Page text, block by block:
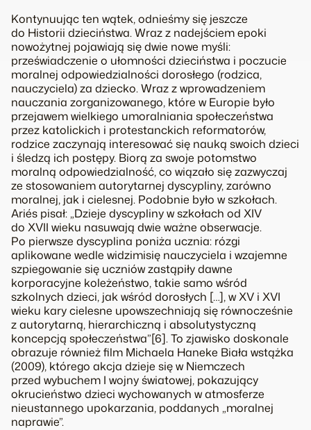
Kontynuując ten wątek, odnieśmy się jeszcze
do Historii dzieciństwa. Wraz z nadejściem epoki
nowożytnej pojawiają się dwie nowe myśli:
przeświadczenie o ułomności dzieciństwa i poczucie
moralnej odpowiedzialności dorosłego (rodzica,
nauczyciela) za dziecko. Wraz z wprowadzeniem
nauczania zorganizowanego, które w Europie było
przejawem wielkiego umoralniania społeczeństwa
przez katolickich i protestanckich reformatorów,
rodzice zaczynają interesować się nauką swoich dzieci
i śledzą ich postępy. Biorą za swoje potomstwo
moralną odpowiedzialność, co wiązało się zazwyczaj
ze stosowaniem autorytarnej dyscypliny, zarówno
moralnej, jak i cielesnej. Podobnie było w szkołach.
Ariés pisał: „Dzieje dyscypliny w szkołach od XIV
do XVII wieku nasuwają dwie ważne obserwacje.
Po pierwsze dyscyplina poniża ucznia: rózgi
aplikowane wedle widzimisię nauczyciela i wzajemne
szpiegowanie się uczniów zastąpiły dawne
korporacyjne koleżeństwo, takie samo wśród
szkolnych dzieci, jak wśród dorosłych […], w XV i XVI
wieku kary cielesne upowszechniają się równocześnie
z autorytarną, hierarchiczną i absolutystyczną
koncepcją społeczeństwa”[6]. To zjawisko doskonale
obrazuje również film Michaela Haneke Biała wstążka
(2009), którego akcja dzieje się w Niemczech
przed wybuchem I wojny światowej, pokazujący
okrucieństwo dzieci wychowanych w atmosferze
nieustannego upokarzania, poddanych „moralnej
naprawie”.